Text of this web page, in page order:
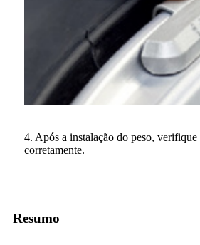
4. Após a instalação do peso, verifique
corretamente.
Resumo